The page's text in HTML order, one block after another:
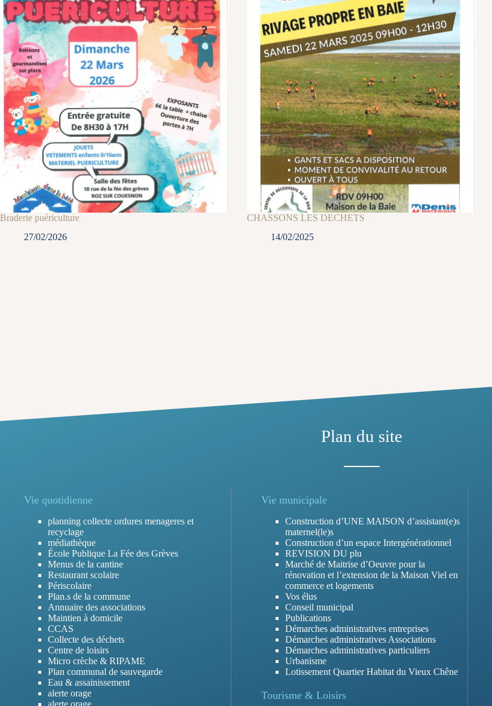
Braderie puériculture
27/02/2026
CHASSONS LES DECHETS
14/02/2025
Plan du site
Vie quotidienne
planning collecte ordures menageres et
recyclage
médiathèque
École Publique La Fée des Grèves
Menus de la cantine
Restaurant scolaire
Périscolaire
Plan.s de la commune
Annuaire des associations
Maintien à domicile
CCAS
Collecte des déchets
Centre de loisirs
Micro crèche & RIPAME
Plan communal de sauvegarde
Eau & assainissement
alerte orage
alerte orage
Vie municipale
Construction d’UNE MAISON d’assistant(e)s
maternel(le)s
Construction d’un espace Intergénérationnel
REVISION DU plu
Marché de Maitrise d’Oeuvre pour la
rénovation et l’extension de la Maison Viel en
commerce et logements
Vos élus
Conseil municipal
Publications
Démarches administratives entreprises
Démarches administratives Associations
Démarches administratives particuliers
Urbanisme
Lotissement Quartier Habitat du Vieux Chêne
Tourisme & Loisirs